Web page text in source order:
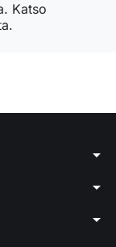
Katso
arrow_drop_down
arrow_drop_down
arrow_drop_down